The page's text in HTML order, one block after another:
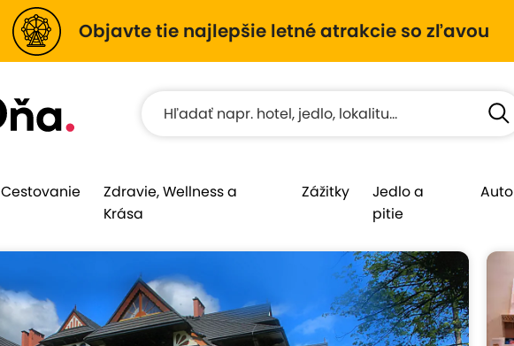
Objavte tie najlepšie letné atrakcie so zľavou
Cestovanie
Zdravie, Wellness a
Krása
Zážitky
Jedlo a
pitie
Auto